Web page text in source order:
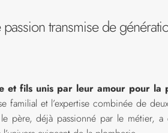
transmise de
et fils unis par leur amour pour la
familial et l’expertise combinée de
père, déjà passionné par le métier,